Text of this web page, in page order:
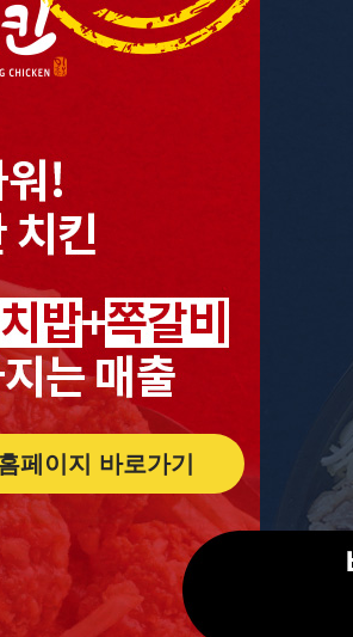
페이지 바로가기